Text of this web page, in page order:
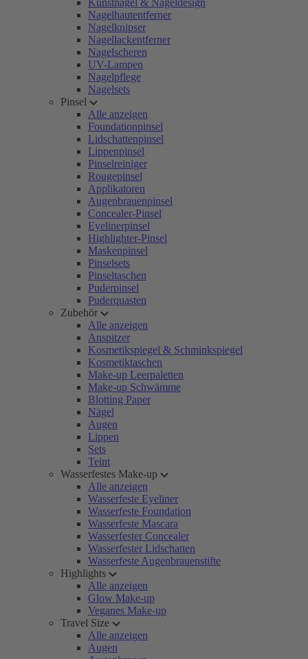
Kunstnägel & Nageldesign
Nagelhautentferner
Nagelknipser
Nagellackentferner
Nagelscheren
UV-Lampen
Nagelpflege
Nagelsets
Pinsel
Alle anzeigen
Foundationpinsel
Lidschattenpinsel
Lippenpinsel
Pinselreiniger
Rougepinsel
Applikatoren
Augenbrauenpinsel
Concealer-Pinsel
Eyelinerpinsel
Highlighter-Pinsel
Maskenpinsel
Pinselsets
Pinseltaschen
Puderpinsel
Puderquasten
Zubehör
Alle anzeigen
Anspitzer
Kosmetikspiegel & Schminkspiegel
Kosmetiktaschen
Make-up Leerpaletten
Make-up Schwämme
Blotting Paper
Nägel
Augen
Lippen
Sets
Teint
Wasserfestes Make-up
Alle anzeigen
Wasserfeste Eyeliner
Wasserfeste Foundation
Wasserfeste Mascara
Wasserfester Concealer
Wasserfester Lidschatten
Wasserfeste Augenbrauenstifte
Highlights
Alle anzeigen
Glow Make-up
Veganes Make-up
Travel Size
Alle anzeigen
Augen